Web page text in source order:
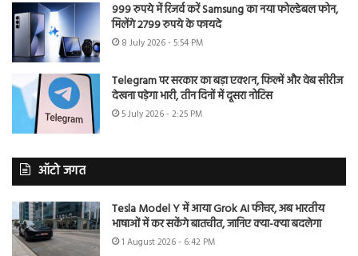
999 रुपये में रिजर्व करें Samsung का नया फोल्डेबल फोन,
मिलेंगे 2799 रुपये के फायदे
8 July 2026 - 5:54 PM
Telegram पर सरकार का बड़ा एक्शन, फिल्में और वेब सीरीज
देखना पड़ेगा भारी, तीन दिनों में दूसरा नोटिस
5 July 2026 - 2:25 PM
ऑटो जगत
Tesla Model Y में आया Grok AI फीचर, अब भारतीय
भाषाओं में कर सकेंगे बातचीत, जानिए क्या-क्या बदलेगा
1 August 2026 - 6:42 PM